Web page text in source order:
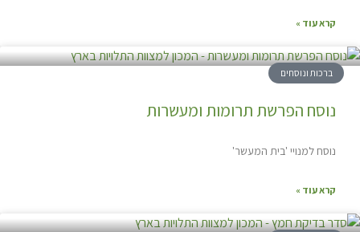
קרא עוד »
ברכות ונוסחים
נוסח הפרשת תרומות ומעשרות
נוסח למנויי 'בית המעשר'
קרא עוד »